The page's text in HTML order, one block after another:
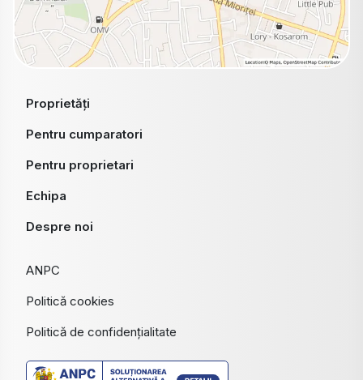
Proprietăți
Pentru cumparatori
Pentru proprietari
Echipa
Despre noi
ANPC
Politică cookies
Politică de confidențialitate